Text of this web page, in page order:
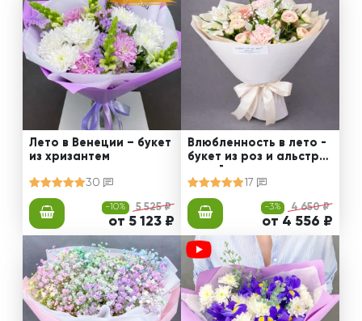
Лето в Венеции – букет
из хризантем
30
-10% 5 525 ₽
от 5 123 ₽
Влюбленность в лето -
букет из роз и альстро
мерий
17
-3% 4 650 ₽
от 4 556 ₽